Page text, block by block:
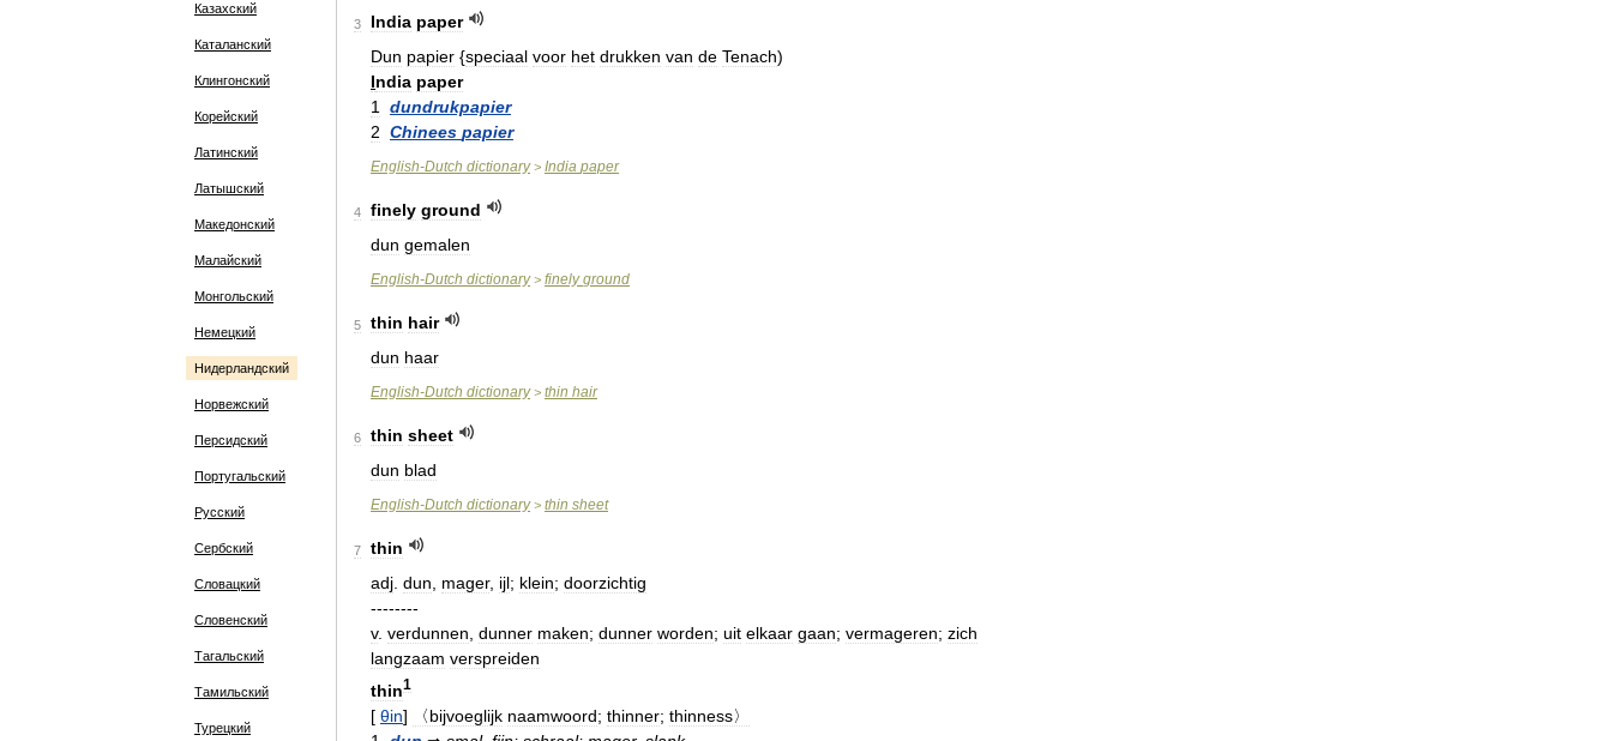
Казахский
Каталанский
Клингонский
Корейский
Латинский
Латышский
Македонский
Малайский
Монгольский
Немецкий
Нидерландский
Норвежский
Персидский
Португальский
Русский
Сербский
Словацкий
Словенский
Тагальский
Тамильский
Турецкий
3 India paper
Dun papier {speciaal voor het drukken van de Tenach)
India paper
1 dundrukpapier
2 Chinees papier
English-Dutch dictionary> India paper
4 finely ground
dun gemalen
English-Dutch dictionary> finely ground
5 thin hair
dun haar
English-Dutch dictionary> thin hair
6 thin sheet
dun blad
English-Dutch dictionary> thin sheet
7
thin
adj. dun, mager, ijl; klein; doorzichtig
--------
v. verdunnen, dunner maken; dunner worden; uit elkaar gaan; vermageren; zich
langzaam verspreiden
thin1
[ θin] 〈bijvoeglijk naamwoord; thinner; thinness〉